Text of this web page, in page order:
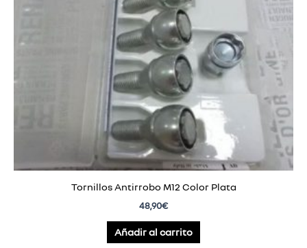
Tornillos Antirrobo M12 Color Plata
48,90€
Añadir al carrito